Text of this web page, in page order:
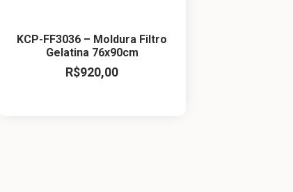
KCP-FF3036 – Moldura Filtro
Gelatina 76x90cm
R$920,00